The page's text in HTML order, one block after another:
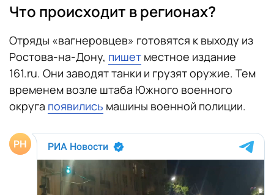
Что происходит в регионах?
Отряды «вагнеровцев» готовятся к выходу из
Ростова-на-Дону, пишет местное издание
161.ru. Они заводят танки и грузят оружие. Тем
временем возле штаба Южного военного
округа появились машины военной полиции.